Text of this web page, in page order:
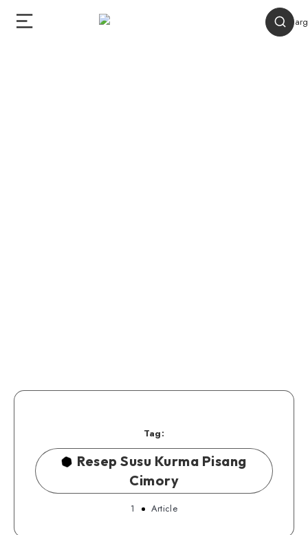
Tag:
Resep Susu Kurma Pisang
Cimory
1 Article